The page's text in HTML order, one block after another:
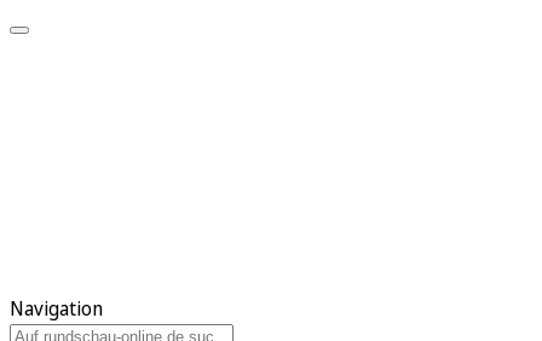
Navigation